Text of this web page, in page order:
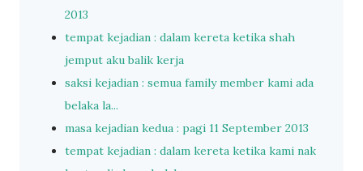
2013
tempat kejadian : dalam kereta ketika shah
jemput aku balik kerja
saksi kejadian : semua family member kami ada
belaka la...
masa kejadian kedua : pagi 11 September 2013
tempat kejadian : dalam kereta ketika kami nak